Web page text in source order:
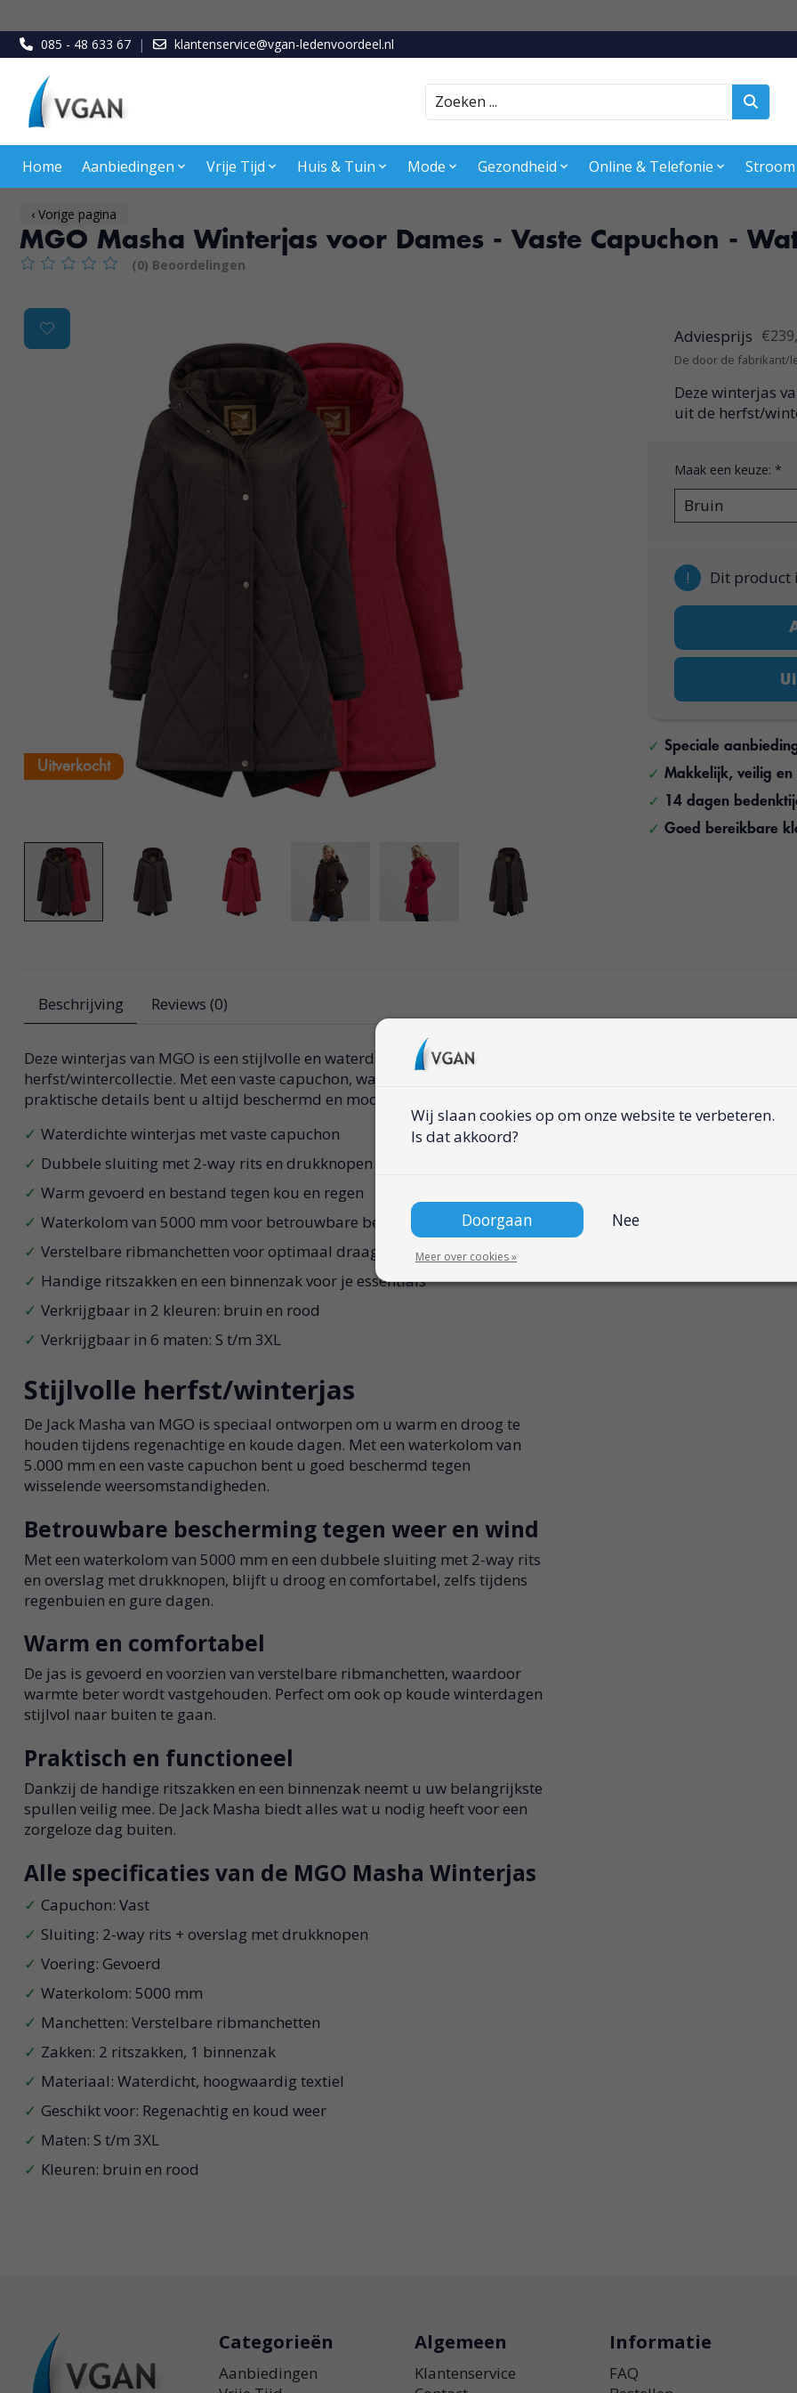
085 - 48 633 67 | klantenservice@vgan-ledenvoordeel.nl
Zoeken
Home Aanbiedingen Vrije Tijd Huis & Tuin Mode Gezondheid Online & Telefonie Stroom
‹ Vorige pagina
MGO Masha Winterjas voor Dames - Vaste Capuchon -
De beoordeling van dit product is0van de 5
(0) Beoordelingen
Product image slideshow Items
Uitverkocht
Adviesprijs
De door de fabrikant/
Deze winterjas
uit de herfst/
Maak een keuze: *
! Dit product
Speciale
Makkelijk, veilig en
14 dagen
Goed bereikbare
Beschrijving Reviews (0)
Deze winterjas van MGO is een stijlvolle en waterdichte damesjas uit de
herfst/wintercollectie. Met een vaste capuchon, warme voering en
praktische details bent u altijd beschermd en modieus, ongeacht het weer.
Waterdichte winterjas met vaste capuchon
Dubbele sluiting met 2-way rits en drukknopen
Warm gevoerd en bestand tegen kou en regen
Waterkolom van 5000 mm voor betrouwbare bescherming
Verstelbare ribmanchetten voor optimaal draagcomfort
Handige ritszakken en een binnenzak voor je essentials
Verkrijgbaar in 2 kleuren: bruin en rood
Verkrijgbaar in 6 maten: S t/m 3XL
Stijlvolle herfst/winterjas
De Jack Masha van MGO is speciaal ontworpen om u warm en droog te
houden tijdens regenachtige en koude dagen. Met een waterkolom van
5.000 mm en een vaste capuchon bent u goed beschermd tegen
wisselende weersomstandigheden.
Betrouwbare bescherming tegen weer en wind
Met een waterkolom van 5000 mm en een dubbele sluiting met 2-way rits
en overslag met drukknopen, blijft u droog en comfortabel, zelfs tijdens
regenbuien en gure dagen.
Warm en comfortabel
De jas is gevoerd en voorzien van verstelbare ribmanchetten, waardoor
warmte beter wordt vastgehouden. Perfect om ook op koude winterdagen
stijlvol naar buiten te gaan.
Praktisch en functioneel
Dankzij de handige ritszakken en een binnenzak neemt u uw belangrijkste
spullen veilig mee. De Jack Masha biedt alles wat u nodig heeft voor een
zorgeloze dag buiten.
Alle specificaties van de MGO Masha Winterjas
Capuchon: Vast
Sluiting: 2-way rits + overslag met drukknopen
Voering: Gevoerd
Waterkolom: 5000 mm
Manchetten: Verstelbare ribmanchetten
Zakken: 2 ritszakken, 1 binnenzak
Materiaal: Waterdicht, hoogwaardig textiel
Geschikt voor: Regenachtig en koud weer
Maten: S t/m 3XL
Kleuren: bruin en rood
Categorieën
Aanbiedingen
Algemeen
Klantenservice
Informatie
FAQ
Wij slaan cookies op om onze website te verbeteren.
Is dat akkoord?
Doorgaan Nee
Meer over cookies »